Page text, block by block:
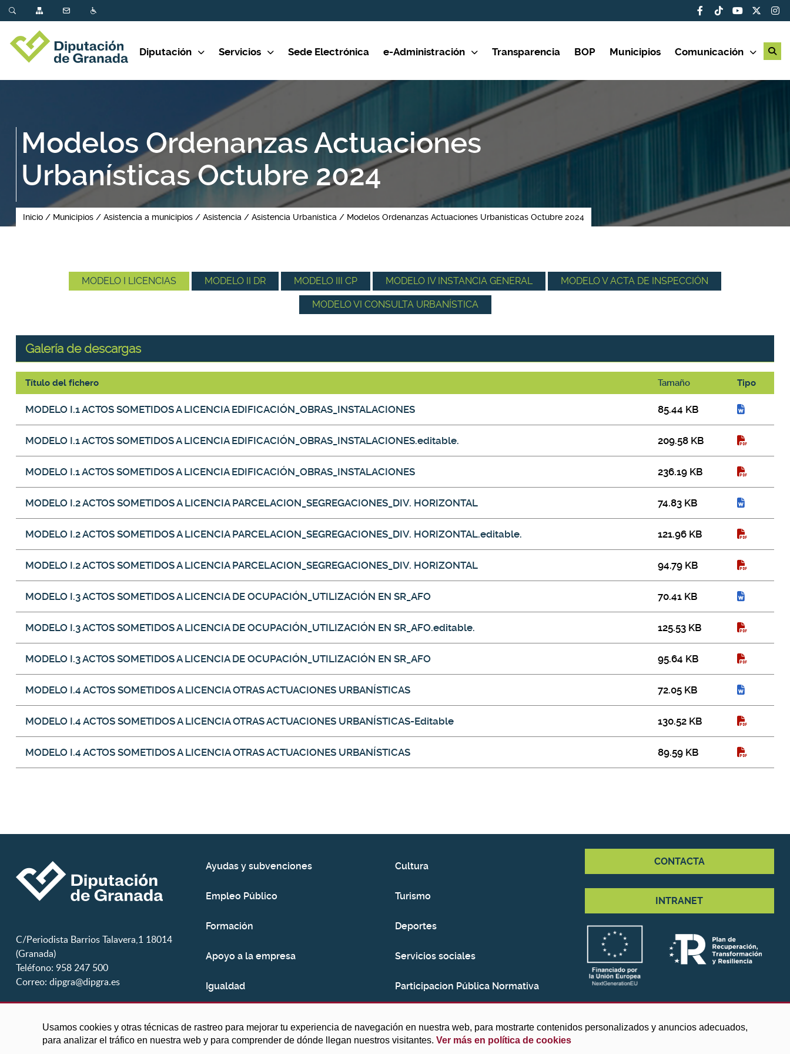
Usamos cookies y otras técnicas de rastreo para mejorar tu experiencia de navegación en nuestra web, para mostrarte contenidos personalizados y anuncios adecuados,
para analizar el tráfico en nuestra web y para comprender de dónde llegan nuestros visitantes. Ver más en política de cookies
Diputación Servicios Sede Electrónica e-Administración Transparencia BOP Municipios Comunicación
Modelos Ordenanzas Actuaciones
Urbanísticas Octubre 2024
Inicio Municipios Asistencia a municipios Asistencia Asistencia Urbanística Modelos Ordenanzas Actuaciones Urbanísticas Octubre 2024
MODELO I LICENCIAS MODELO II DR MODELO III CP MODELO IV INSTANCIA GENERAL MODELO V ACTA DE INSPECCIÓN
MODELO VI CONSULTA URBANÍSTICA
Galería de descargas
Título del fichero Tamaño Tipo
MODELO I.1 ACTOS SOMETIDOS A LICENCIA EDIFICACIÓN_OBRAS_INSTALACIONES 85.44 KB
MODELO I.1 ACTOS SOMETIDOS A LICENCIA EDIFICACIÓN_OBRAS_INSTALACIONES.editable. 209.58 KB
MODELO I.1 ACTOS SOMETIDOS A LICENCIA EDIFICACIÓN_OBRAS_INSTALACIONES 236.19 KB
MODELO I.2 ACTOS SOMETIDOS A LICENCIA PARCELACION_SEGREGACIONES_DIV. HORIZONTAL 74.83 KB
MODELO I.2 ACTOS SOMETIDOS A LICENCIA PARCELACION_SEGREGACIONES_DIV. HORIZONTAL.editable. 121.96 KB
MODELO I.2 ACTOS SOMETIDOS A LICENCIA PARCELACION_SEGREGACIONES_DIV. HORIZONTAL 94.79 KB
MODELO I.3 ACTOS SOMETIDOS A LICENCIA DE OCUPACIÓN_UTILIZACIÓN EN SR_AFO 70.41 KB
MODELO I.3 ACTOS SOMETIDOS A LICENCIA DE OCUPACIÓN_UTILIZACIÓN EN SR_AFO.editable. 125.53 KB
MODELO I.3 ACTOS SOMETIDOS A LICENCIA DE OCUPACIÓN_UTILIZACIÓN EN SR_AFO 95.64 KB
MODELO I.4 ACTOS SOMETIDOS A LICENCIA OTRAS ACTUACIONES URBANÍSTICAS 72.05 KB
MODELO I.4 ACTOS SOMETIDOS A LICENCIA OTRAS ACTUACIONES URBANÍSTICAS-Editable 130.52 KB
MODELO I.4 ACTOS SOMETIDOS A LICENCIA OTRAS ACTUACIONES URBANÍSTICAS 89.59 KB
C/Periodista Barrios Talavera,1 18014
(Granada)
Teléfono: 958 247 500
Correo: dipgra@dipgra.es
Ayudas y subvenciones
Empleo Público
Formación
Apoyo a la empresa
Igualdad
Cultura
Turismo
Deportes
Servicios sociales
Participacion Pública Normativa
CONTACTA
INTRANET